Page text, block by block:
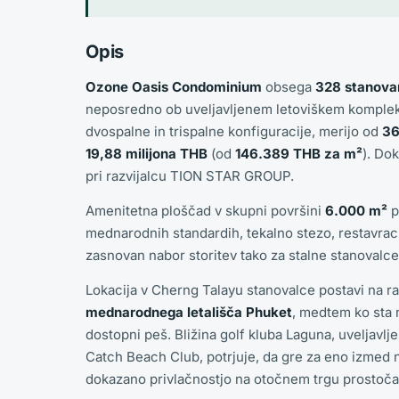
Opis
Ozone Oasis Condominium obsega 328
neposredno ob uveljavljenem letoviškem
dvospalne in trispalne konfiguracije, merijo od
19,88 milijona THB (od 146.389 THB za m²).
pri razvijalcu TION STAR GROUP.
Amenitetna ploščad v skupni površini 6.000 m²
mednarodnih standardih, tekalno stezo,
zasnovan nabor storitev tako za stalne
Lokacija v Cherng Talayu stanovalce postavi na
mednarodnega letališča Phuket, medtem ko sta
dostopni peš. Bližina golf kluba Laguna,
Catch Beach Club, potrjuje, da gre za eno
dokazano privlačnostjo na otočnem trgu